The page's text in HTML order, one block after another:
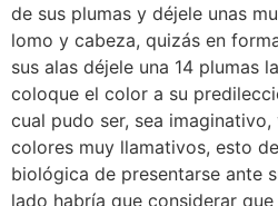
de sus plumas y déjele unas
lomo y cabeza, quizás en
sus alas déjele una 14 plumas
coloque el color a su
cual pudo ser, sea
colores muy llamativos, esto
biológica de presentarse ante
lado habría que considerar